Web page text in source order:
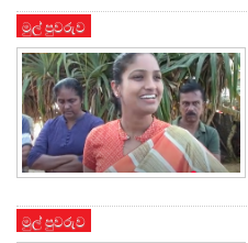
මුල් පුවරුව
මුල් පුවරුව